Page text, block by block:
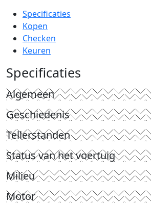
Specificaties
Kopen
Checken
Keuren
Specificaties
Algemeen
Geschiedenis
Tellerstanden
Status van het voertuig
Milieu
Motor